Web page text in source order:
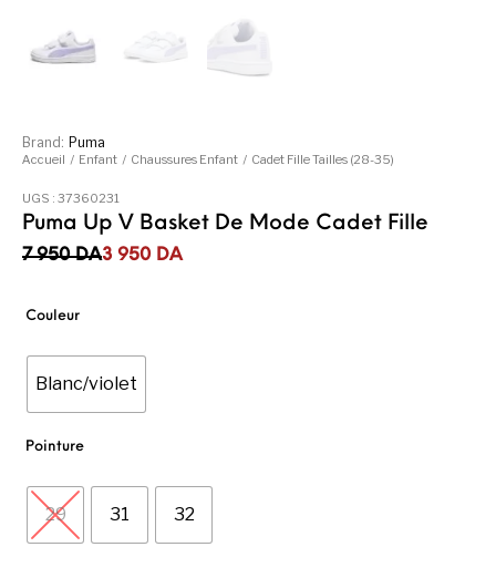
Accueil / Enfant / Chaussures Enfant / Cadet Fille Tailles (28-35)
Puma Up V Basket De Mode Cadet Fille
7 950 DA
Le prix initial était : 7 950DA.
3 950 DA
Le prix actuel est : 3 950DA.
Couleur
Blanc/violet
Pointure
29 31 32
UGS :37360231
Brand: Puma